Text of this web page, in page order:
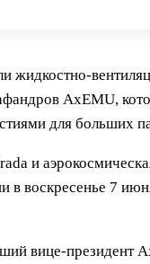
AxEMU,
для больших
и
в воскресенье 7
вице-президент